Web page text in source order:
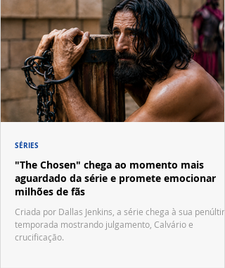
"The Chosen" chega ao momento mais
aguardado da série e promete emocionar
milhões de fãs
Criada por Dallas Jenkins, a série chega à sua
temporada mostrando julgamento, Calvário e
crucificação.
SÉRIES